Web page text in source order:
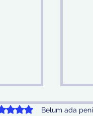
0 dari 5 bintang.
Belum ada